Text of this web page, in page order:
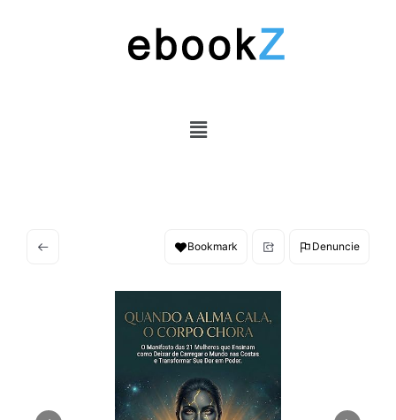
Bookmark Denuncie